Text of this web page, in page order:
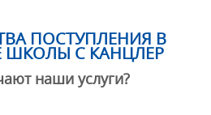
ПОСТУПЛЕНИЯ В
ШКОЛЫ С КАНЦЛЕР
наши услуги?